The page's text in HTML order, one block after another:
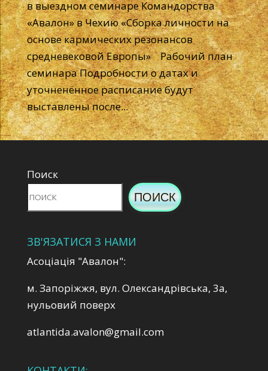
в выездном семинаре Командорства
«Авалон» в Чехию «Сборка личности на
основе кармических резонансов
средневековой Европы» Рабочий план
семинара Подробности о датах и
уточненённое расписание будут
выставлены после...
Поиск
ПОИСК
ЗВ'ЯЗАТИСЯ З НАМИ
Асоціація "Авалон":
м. Запоріжжя, вул. Олександрівська, 3а,
нульовий поверх
atlantida.avalon@gmail.com